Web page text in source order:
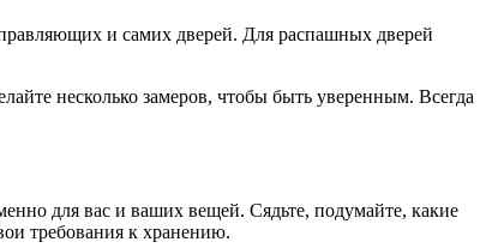
и самих дверей. Для распашных дверей
несколько замеров, чтобы быть уверенным. Всегда
для вас и ваших вещей. Сядьте, подумайте, какие
требования к хранению.